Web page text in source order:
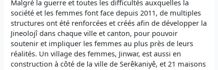
Malgré la guerre et toutes les difficultés auxquelles la
société et les femmes font face depuis 2011, de multiples
structures ont été renforcées et créés afin de développer la
Jineolojî dans chaque ville et canton, pour pouvoir
soutenir et impliquer les femmes au plus près de leurs
réalités. Un village des femmes, Jinwar, est aussi en
construction à côté de la ville de Serêkaniyê, et 21 maisons